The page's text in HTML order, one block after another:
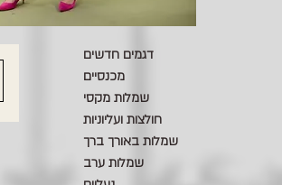
דגמים חדשים
מכנסיים
שמלות מקסי
חולצות ועליוניות
שמלות באורך ברך
שמלות ערב